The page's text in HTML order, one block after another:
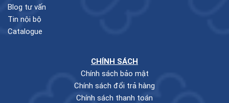
Blog tư vấn
Tin nội bộ
Catalogue
CHÍNH SÁCH
Chính sách bảo mật
Chính sách đổi trả hàng
Chính sách thanh toán